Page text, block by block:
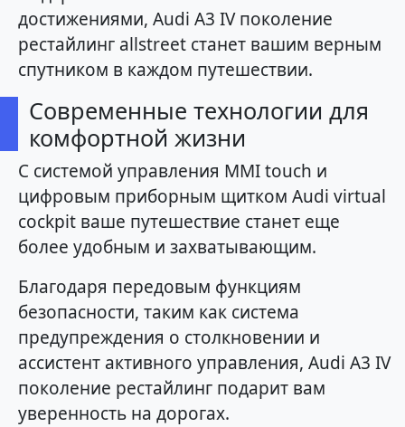
достижениями, Audi A3 IV поколение
рестайлинг allstreet станет вашим верным
спутником в каждом путешествии.
Современные технологии для
комфортной жизни
С системой управления MMI touch и
цифровым приборным щитком Audi virtual
cockpit ваше путешествие станет еще
более удобным и захватывающим.
Благодаря передовым функциям
безопасности, таким как система
предупреждения о столкновении и
ассистент активного управления, Audi A3 IV
поколение рестайлинг подарит вам
уверенность на дорогах.